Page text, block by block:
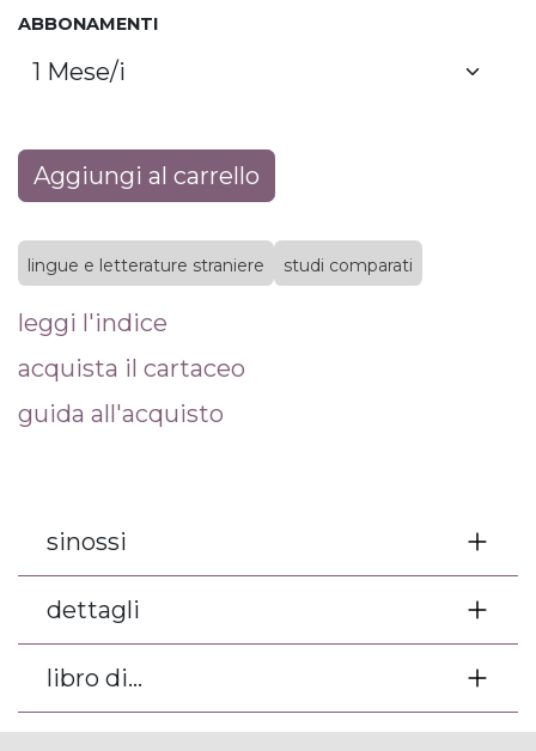
ABBONAMENTI
Aggiungi al carrello
lingue e letterature straniere studi comparati
leggi l'indice
acquista il cartaceo
guida all'acquisto
sinossi
dettagli
libro di...